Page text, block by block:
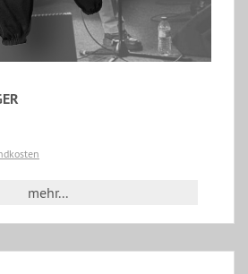
mehr...